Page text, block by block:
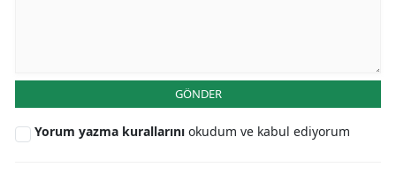
GÖNDER
Yorum yazma kurallarını okudum ve kabul ediyorum